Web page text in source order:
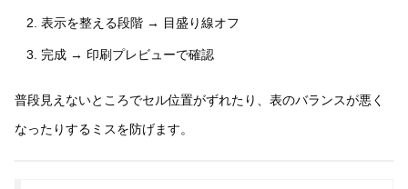
表示を整える段階 → 目盛り線オフ
完成 → 印刷プレビューで確認
普段見えないところでセル位置がずれたり、表のバランスが悪く
なったりするミスを防げます。